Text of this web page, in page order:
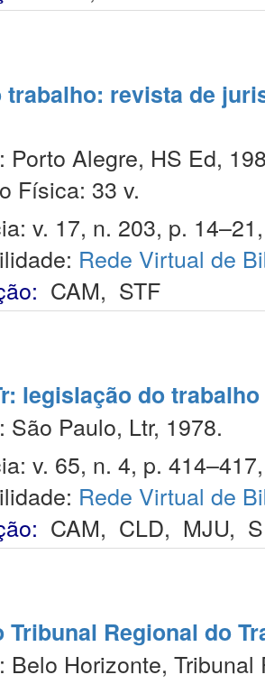
revista de
Porto Alegre, HS Ed,
Física: 33 v.
v. 17, n. 203, p.
Rede Virtual de
CAM, STF
legislação do trabalho
São Paulo, Ltr, 1978.
v. 65, n. 4, p.
Rede Virtual de
CAM, CLD, MJU,
Tribunal Regional do
Belo Horizonte,